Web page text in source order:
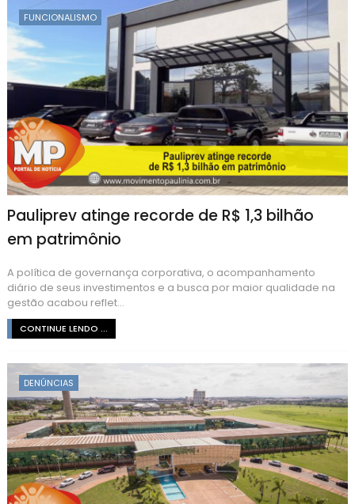
FUNCIONALISMO
Pauliprev atinge recorde de R$ 1,3 bilhão
em patrimônio
A política de governança corporativa, o acompanhamento
diário de seus investimentos e a busca por maior qualidade na
gestão acabou reflet...
CONTINUE LENDO ...
DENÚNCIAS